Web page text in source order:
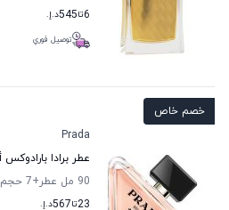
6تا545د.إ.
توصيل فوري
خصم خاص
Prada
عطر برادا بارادوكس
90 مل عطر
+7
حجم
23تا567د.إ.